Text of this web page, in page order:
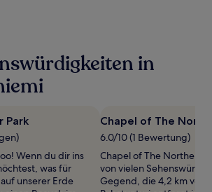
in
Park
Wenn du dir ins
was für
unserer Erde
Chapel of The
6.0/10 (1 Bewertung)
Chapel of The Northern
von vielen
Gegend, die 4,2 km vom